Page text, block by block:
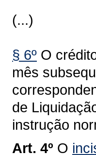
(...)
§ 6º O
mês
de
instrução
Art. 4º O